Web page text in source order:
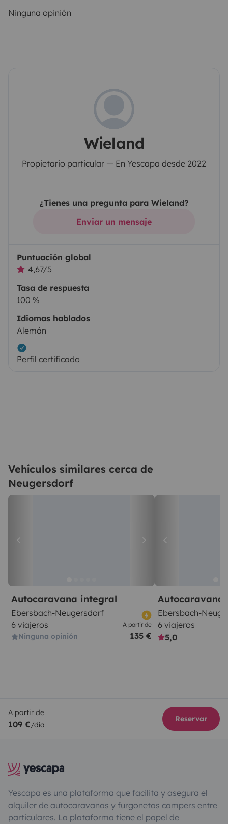
Ninguna opinión
Wieland
Propietario particular — En Yescapa desde 2022
¿Tienes una pregunta para Wieland?
Enviar un mensaje
Puntuación global
4,67/5
Tasa de respuesta
100 %
Idiomas hablados
Alemán
Perfil certificado
Vehículos similares cerca de
Neugersdorf
Autocaravana integral
Ebersbach-Neugersdorf
6 viajeros
Ninguna opinión
A partir de
135 €
Autocaravana
Ebersbach-
6 viajeros
5,0
A partir de
109 €/día
Reservar
Yescapa es una plataforma que facilita y asegura el
alquiler de autocaravanas y furgonetas campers entre
particulares. La plataforma tiene el papel de